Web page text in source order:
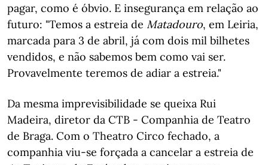
pagar, como é óbvio. E insegurança em relação ao
futuro: "Temos a estreia de Matadouro, em Leiria,
marcada para 3 de abril, já com dois mil bilhetes
vendidos, e não sabemos bem como vai ser.
Provavelmente teremos de adiar a estreia."
Da mesma imprevisibilidade se queixa Rui
Madeira, diretor da CTB - Companhia de Teatro
de Braga. Com o Theatro Circo fechado, a
companhia viu-se forçada a cancelar a estreia de